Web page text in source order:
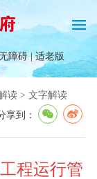
障碍 |适老版
读 > 文字解读
享到：
程运行管